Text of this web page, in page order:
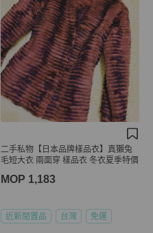
二手私物【日本品牌樣品衣】真獺兔
毛短大衣 兩面穿 樣品衣 冬衣夏季特價
MOP 1,183
近新閒置品 台灣 免運